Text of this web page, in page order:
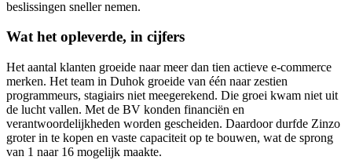
beslissingen sneller nemen.
Wat het opleverde, in cijfers
Het aantal klanten groeide naar meer dan tien actieve e-commerce
merken. Het team in Duhok groeide van één naar zestien
programmeurs, stagiairs niet meegerekend. Die groei kwam niet uit
de lucht vallen. Met de BV konden financiën en
verantwoordelijkheden worden gescheiden. Daardoor durfde Zinzo
groter in te kopen en vaste capaciteit op te bouwen, wat de sprong
van 1 naar 16 mogelijk maakte.